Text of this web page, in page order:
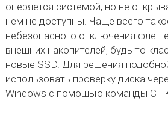
оперяется системой, но не
нем не доступны. Чаще всего
небезопасного отключения
внешних накопителей, будь то
новые SSD. Для решения
использовать проверку диска
Windows с помощью команды